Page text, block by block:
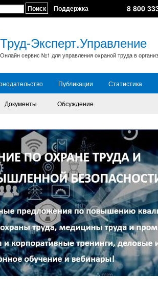
Поиск Поддержка 8 800
Труд-Эксперт.Управление
Онлайн сервис №1 для управления охраной труда в
Публикации Статистика
Документы Обсуждение